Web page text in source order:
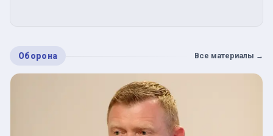
Оборона Все материалы →